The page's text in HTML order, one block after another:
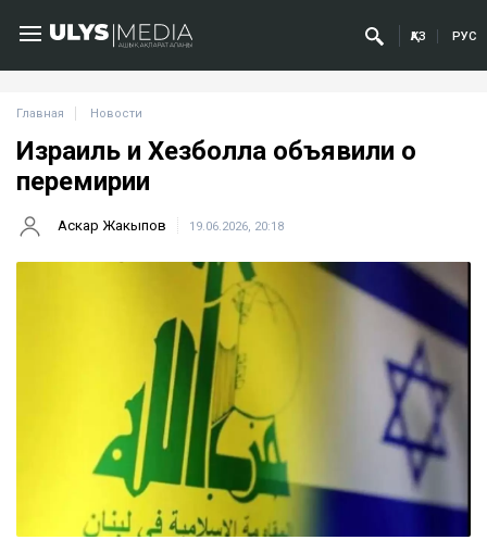
ҚАЗ РУС
Главная Новости
Израиль и Хезболла объявили о
перемирии
Аскар Жакыпов 19.06.2026, 20:18